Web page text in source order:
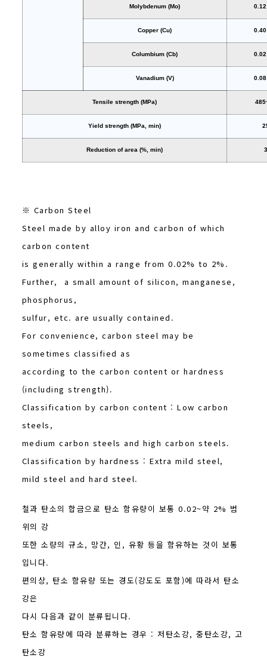
Molybdenum (Mo)
Copper (Cu)
Columbium (Cb)
Vanadium (V)
Tensile strength (MPa)
Yield strength (MPa, min)
Reduction of area (%, min)
※ Carbon Steel
Steel made by alloy iron and carbon of which
carbon content
is generally within a range from 0.02% to 2%.
Further, a small amount of silicon, manganese,
phosphorus,
sulfur, etc. are usually contained.
For convenience, carbon steel may be
sometimes classified as
according to the carbon content or hardness
(including strength).
Classification by carbon content : Low carbon
steels,
medium carbon steels and high carbon steels.
Classification by hardness : Extra mild steel,
mild steel and hard steel.
철과 탄소의 합금으로 탄소 함유량이 보통 0.02~약 2% 범
위의 강
또한 소량의 규소, 망간, 인, 유황 등을 함유하는 것이 보통
입니다.
편의상, 탄소 함유량 또는 경도(강도도 포함)에 따라서 탄소
강은
다시 다음과 같이 분류됩니다.
탄소 함유량에 따라 분류하는 경우 : 저탄소강, 중탄소강, 고
탄소강